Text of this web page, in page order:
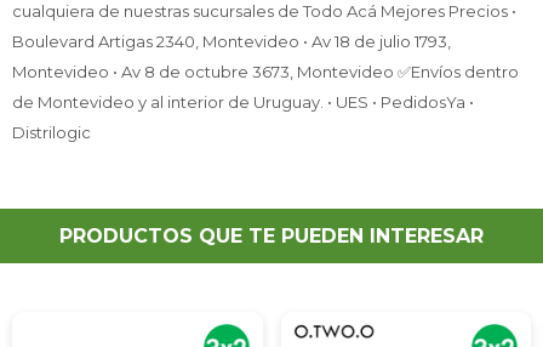
cualquiera de nuestras sucursales de Todo Acá Mejores Precios •
Boulevard Artigas 2340, Montevideo • Av 18 de julio 1793,
Montevideo • Av 8 de octubre 3673, Montevideo ✅Envíos dentro
de Montevideo y al interior de Uruguay. • UES • PedidosYa •
Distrilogic
PRODUCTOS QUE TE PUEDEN INTERESAR